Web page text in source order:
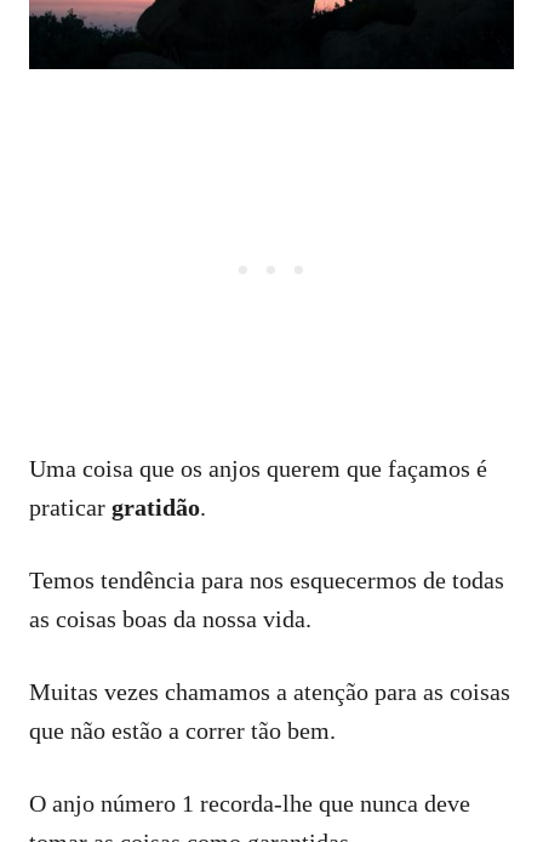
Uma coisa que os anjos querem que façamos é
praticar gratidão.
Temos tendência para nos esquecermos de todas
as coisas boas da nossa vida.
Muitas vezes chamamos a atenção para as coisas
que não estão a correr tão bem.
O anjo número 1 recorda-lhe que nunca deve